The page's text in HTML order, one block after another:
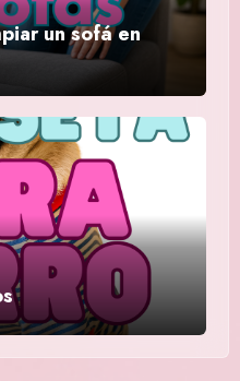
un sofá en